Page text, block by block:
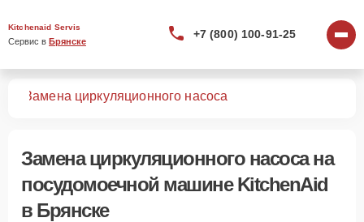
Kitchenaid Servis
Сервис в Брянске
+7 (800) 100-91-25
Замена циркуляционного насоса
Замена циркуляционного насосана
посудомоечной машине KitchenAid
в Брянске